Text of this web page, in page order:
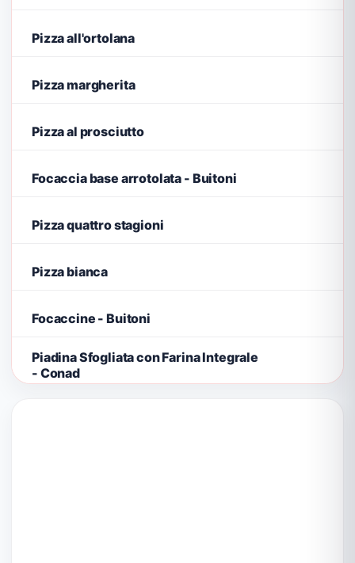
Pizza all'ortolana
Pizza margherita
Pizza al prosciutto
Focaccia base arrotolata - Buitoni
Pizza quattro stagioni
Pizza bianca
Focaccine - Buitoni
Piadina Sfogliata con Farina Integrale
- Conad